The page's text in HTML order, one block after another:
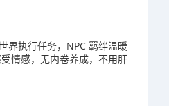
界执行任务，NPC 羁绊温暖
情感，无内卷养成，不用肝